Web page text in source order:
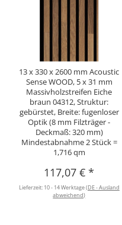
13 x 330 x 2600 mm Acoustic
Sense WOOD, 5 x 31 mm
Massivholzstreifen Eiche
braun 04312, Struktur:
gebürstet, Breite: fugenloser
Optik (8 mm Filzträger -
Deckmaß: 320 mm)
Mindestabnahme 2 Stück =
1,716 qm
117,07 €*
Lieferzeit: 10 - 14 Werktage(DE - Ausland
abweichend)